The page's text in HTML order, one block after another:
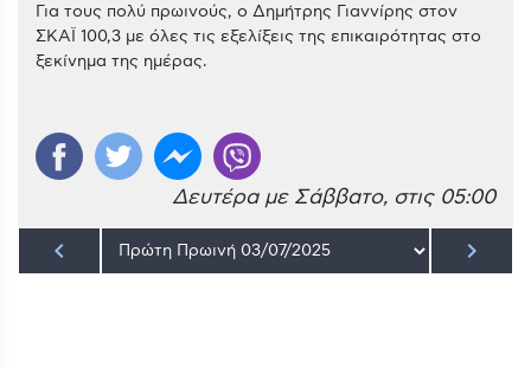
Για τους πολύ πρωινούς, ο Δημήτρης Γιαννίρης στον
ΣΚΑΪ 100,3 με όλες τις εξελίξεις της επικαιρότητας στο
ξεκίνημα της ημέρας.
Δευτέρα με Σάββατο, στις 05:00
keyboard_arrow_left keyboard_arrow_right